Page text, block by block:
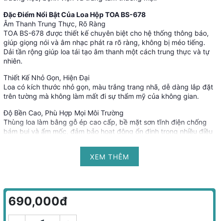
Đặc Điểm Nổi Bật Của Loa Hộp TOA BS-678
Âm Thanh Trung Thực, Rõ Ràng
TOA BS-678 được thiết kế chuyên biệt cho hệ thống thông báo,
giúp giọng nói và âm nhạc phát ra rõ ràng, không bị méo tiếng.
Dải tần rộng giúp loa tái tạo âm thanh một cách trung thực và tự
nhiên.
Thiết Kế Nhỏ Gọn, Hiện Đại
Loa có kích thước nhỏ gọn, màu trắng trang nhã, dễ dàng lắp đặt
trên tường mà không làm mất đi sự thẩm mỹ của không gian.
Độ Bền Cao, Phù Hợp Mọi Môi Trường
Thùng loa làm bằng gỗ ép cao cấp, bề mặt sơn tĩnh điện chống
bám bụi và ẩm mốc, đảm bảo hoạt động ổn định trong nhiều điều
TOA BS-678 có thể lắp đặt theo cả phương ngang và phương
Thông Số Kỹ Thuật Loa TOA BS-678
XEM THÊM
690,000đ